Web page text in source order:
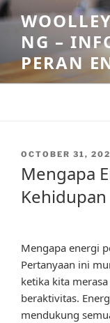
Skip
to
contentNG –
PERAN
POSTED
OCTOBER 31,
Mengapa
Mengapa energi
Pertanyaan ini
ketika kita
beraktivitas.
mendukung